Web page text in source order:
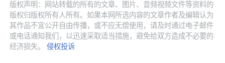
版权声明：网站转载的所有的文章、图片、音频视频文件等资料的
版权归版权所有人所有。如果本网所选内容的文章作者及编辑认为
其作品不宜公开自由传播，或不应无偿使用，请及时通过电子邮件
或电话通知我们，以迅速采取适当措施，避免给双方造成不必要的
经济损失。侵权投诉